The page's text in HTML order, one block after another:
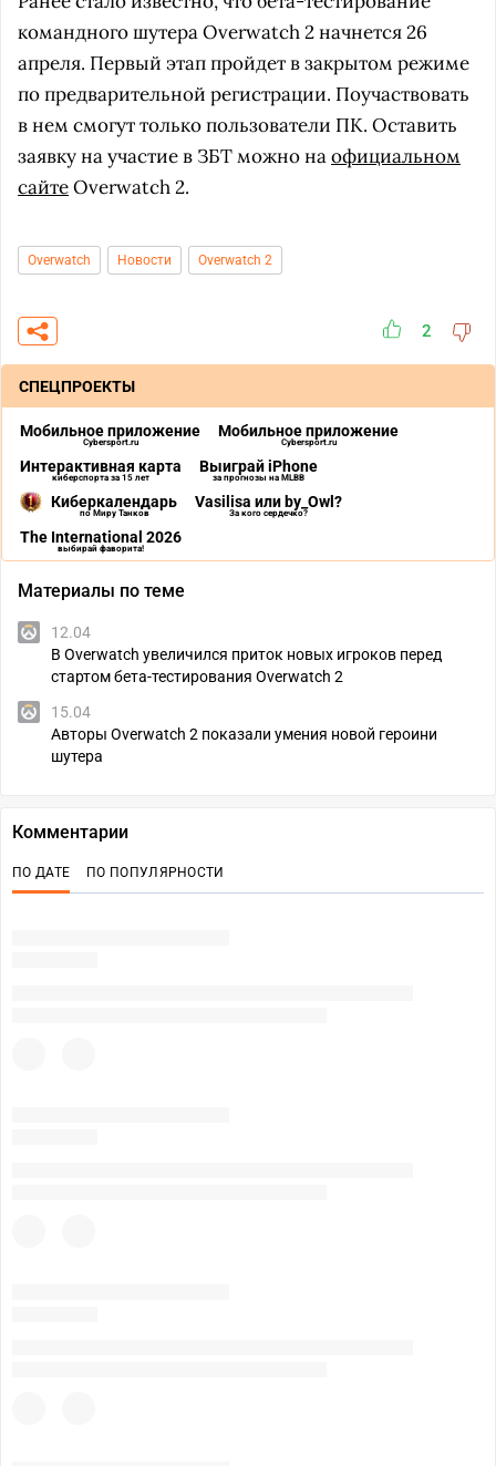
командного шутера Overwatch 2 начнется 26
апреля. Первый этап пройдет в закрытом режиме
по предварительной регистрации. Поучаствовать
в нем смогут только пользователи ПК. Оставить
заявку на участие в ЗБТ можно наофициальном
сайтеOverwatch 2.
Overwatch Новости Overwatch 2
2
СПЕЦПРОЕКТЫ
Мобильное приложение
Cybersport.ru
Мобильное приложение
Cybersport.ru
Интерактивная карта
киберспорта за 15 лет
Выиграй iPhone
за прогнозы на MLBB
Киберкалендарь
по Миру Танков
Vasilisa или by_Owl?
За кого сердечко?
The International 2026
выбирай фаворита!
Материалы по теме
12.04
В Overwatch увеличился приток новых игроков перед
стартом бета-тестирования Overwatch 2
15.04
Авторы Overwatch 2 показали умения новой героини
шутера
Комментарии
ПО ДАТЕ ПО ПОПУЛЯРНОСТИ